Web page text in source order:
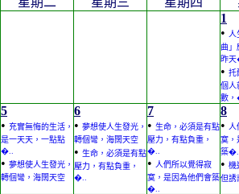
1
• 人
曲」
昨天
• 托
個人
數，
5
• 充實無悔的生活，
是一天天，一點點
�..
• 夢想使人生發光，
轉個彎，海闊天空
6
• 夢想使人生發光，
轉個彎，海闊天空
• 生命，必須是有點
壓力，有點負重，
�..
7
• 生命，必須是有點
壓力，有點負重，
�..
• 人們所以覺得寂
寞，是因為他們會築
�..
8
• 人
寞，
築�..
• 機
但誘